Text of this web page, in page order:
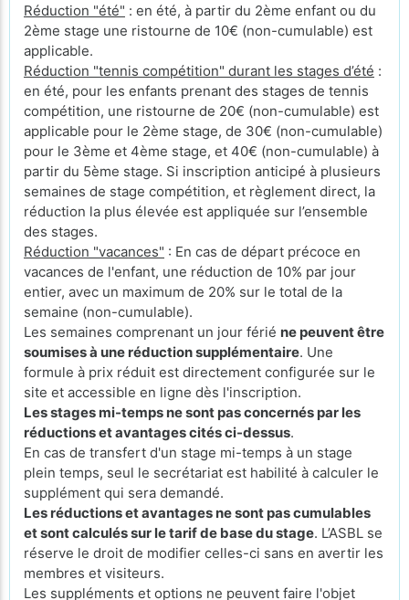
Réduction "été" : en été, à partir du 2ème enfant ou du
2ème stage une ristourne de 10€ (non-cumulable) est
applicable.
Réduction "tennis compétition" durant les stages d’été :
en été, pour les enfants prenant des stages de tennis
compétition, une ristourne de 20€ (non-cumulable) est
applicable pour le 2ème stage, de 30€ (non-cumulable)
pour le 3ème et 4ème stage, et 40€ (non-cumulable) à
partir du 5ème stage. Si inscription anticipé à plusieurs
semaines de stage compétition, et règlement direct, la
réduction la plus élevée est appliquée sur l’ensemble
des stages.
Réduction "vacances" : En cas de départ précoce en
vacances de l'enfant, une réduction de 10% par jour
entier, avec un maximum de 20% sur le total de la
semaine (non-cumulable).
Les semaines comprenant un jour férié ne peuvent être
soumises à une réduction supplémentaire. Une
formule à prix réduit est directement configurée sur le
site et accessible en ligne dès l'inscription.
Les stages mi-temps ne sont pas concernés par les
réductions et avantages cités ci-dessus.
En cas de transfert d'un stage mi-temps à un stage
plein temps, seul le secrétariat est habilité à calculer le
supplément qui sera demandé.
Les réductions et avantages ne sont pas cumulables
et sont calculés sur le tarif de base du stage. L’ASBL se
réserve le droit de modifier celles-ci sans en avertir les
membres et visiteurs.
Les suppléments et options ne peuvent faire l'objet